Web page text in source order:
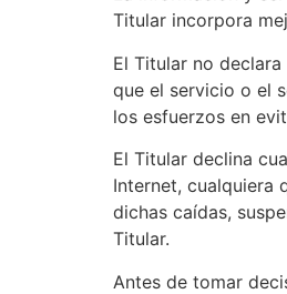
Titular incorpora
El Titular no
que el servicio o el
los esfuerzos en
El Titular declina
Internet, cualquiera
dichas caídas,
Titular.
Antes de tomar